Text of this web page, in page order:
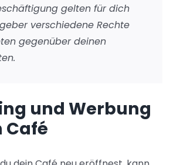
gelten für dich
verschiedene Rechte
gegenüber deinen
und Werbung
Café